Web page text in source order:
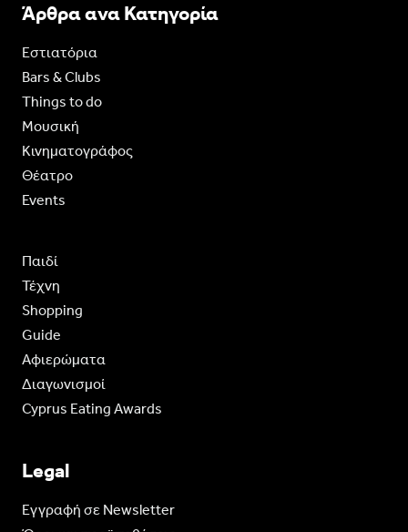
Άρθρα ανα Κατηγορία
Εστιατόρια
Bars & Clubs
Things to do
Moυσική
Κινηματογράφος
Θέατρο
Events
Παιδί
Τέχνη
Shopping
Guide
Aφιερώματα
Διαγωνισμοί
Cyprus Eating Awards
Legal
Eγγραφή σε Newsletter